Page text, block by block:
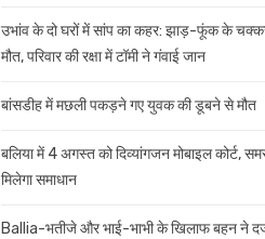
उभांव के दो घरों में सांप का कहर: झाड़-फूंक के
मौत, परिवार की रक्षा में टॉमी ने गंवाई जान
बांसडीह में मछली पकड़ने गए युवक की डूबने से मौत
बलिया में 4 अगस्त को दिव्यांगजन मोबाइल कोर्ट,
मिलेगा समाधान
Ballia-भतीजे और भाई-भाभी के खिलाफ बहन ने दर्ज